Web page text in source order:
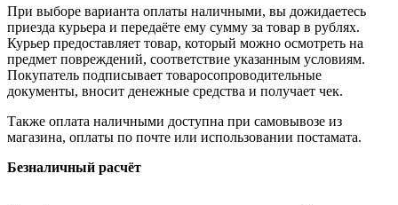
При выборе варианта оплаты наличными, вы дожидаетесь
приезда курьера и передаёте ему сумму за товар в рублях.
Курьер предоставляет товар, который можно осмотреть на
предмет повреждений, соответствие указанным условиям.
Покупатель подписывает товаросопроводительные
документы, вносит денежные средства и получает чек.
Также оплата наличными доступна при самовывозе из
магазина, оплаты по почте или использовании постамата.
Безналичный расчёт